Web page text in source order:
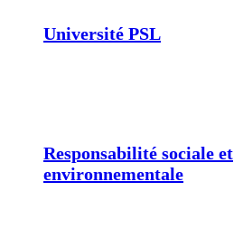
Université PSL
Responsabilité sociale et
environnementale